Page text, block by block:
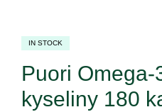
IN STOCK
Puori Omega-
kyseliny 180